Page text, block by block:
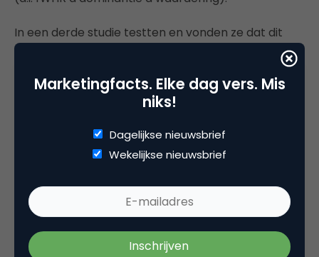
In een derde studie testten en vonden ze dat dit
effect versterkt wordt als mensen als doel hebben
indruk te maken. Mensen die indruk wilden maken
op anderen vonden de auto met de hoge fWHR
meer dominant en waren daarom bereid om er
meer geld voor neer te tellen.
En in een andere studie testten Maeng en Aggarwal
ten slotte of dit effect ook opgaat voor producten
die minder goed in staat zijn om als statussymbool
gemanipuleerd dat het huis een hoge fWHR had,
Marketingfacts. Elke dag vers. Mis
niks!
Dagelijkse nieuwsbrief
Wekelijkse nieuwsbrief